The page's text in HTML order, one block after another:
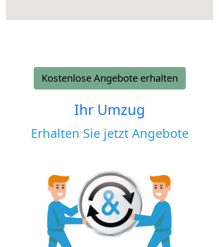
Kostenlose Angebote erhalten
Ihr Umzug
Erhalten Sie jetzt Angebote